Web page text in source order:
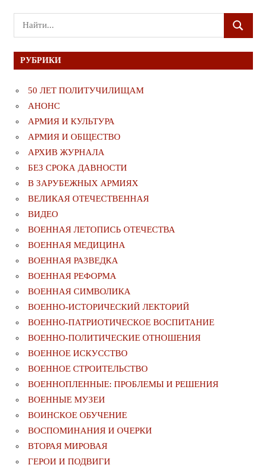
Поиск
для:
ПОИСК
РУБРИКИ
50 ЛЕТ ПОЛИТУЧИЛИЩАМ
АНОНС
АРМИЯ И КУЛЬТУРА
АРМИЯ И ОБЩЕСТВО
АРХИВ ЖУРНАЛА
БЕЗ СРОКА ДАВНОСТИ
В ЗАРУБЕЖНЫХ АРМИЯХ
ВЕЛИКАЯ ОТЕЧЕСТВЕННАЯ
ВИДЕО
ВОЕННАЯ ЛЕТОПИСЬ ОТЕЧЕСТВА
ВОЕННАЯ МЕДИЦИНА
ВОЕННАЯ РАЗВЕДКА
ВОЕННАЯ РЕФОРМА
ВОЕННАЯ СИМВОЛИКА
ВОЕННО-ИСТОРИЧЕСКИЙ ЛЕКТОРИЙ
ВОЕННО-ПАТРИОТИЧЕСКОЕ ВОСПИТАНИЕ
ВОЕННО-ПОЛИТИЧЕСКИE ОТНОШЕНИЯ
ВОЕННОЕ ИСКУССТВО
ВОЕННОЕ СТРОИТЕЛЬСТВО
ВОЕННОПЛЕННЫЕ: ПРОБЛЕМЫ И РЕШЕНИЯ
ВОЕННЫЕ МУЗЕИ
ВОИНСКОЕ ОБУЧЕНИЕ
ВОСПОМИНАНИЯ И ОЧЕРКИ
ВТОРАЯ МИРОВАЯ
ГЕРОИ И ПОДВИГИ